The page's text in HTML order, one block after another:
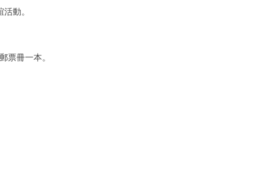
動。
票冊一本。